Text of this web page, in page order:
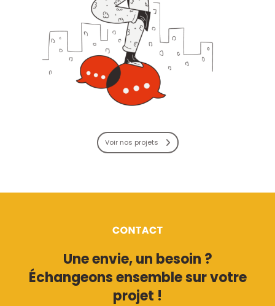
Voir nos projets
Une envie, un besoin ?
Échangeons ensemble sur votre
projet !